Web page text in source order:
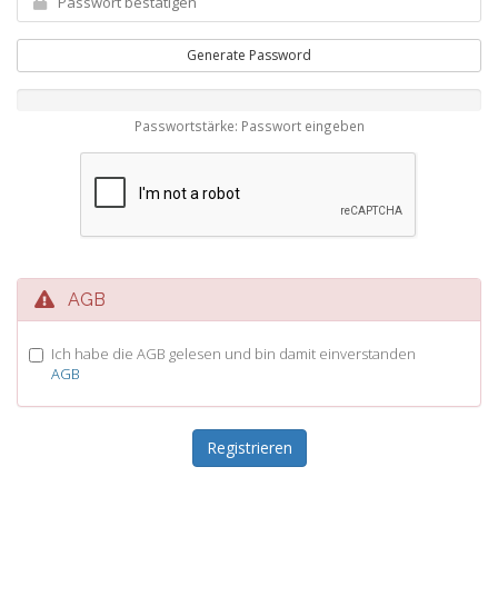
Generate Password
Passwortstärke: Passwort eingeben
AGB
Ich habe die AGB gelesen und bin damit einverstanden
AGB